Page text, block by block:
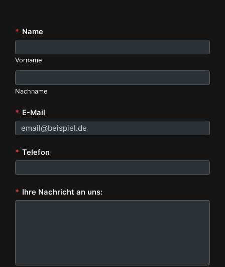
* Name
Vorname
Nachname
* E-Mail
* Telefon
* Ihre Nachricht an uns: